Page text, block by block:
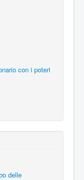
con i poteri
delle